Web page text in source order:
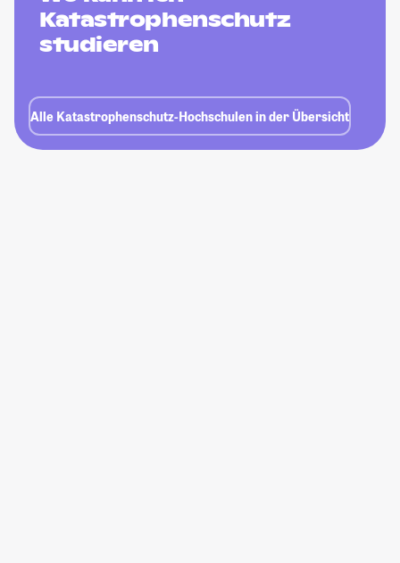
Katastrophenschutz
studieren
Alle Katastrophenschutz-Hochschulen in der Übersicht